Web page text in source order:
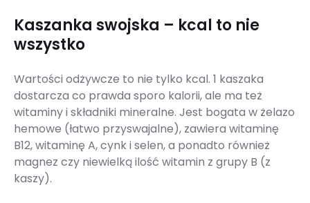
Kaszanka swojska – kcal to nie
wszystko
Wartości odżywcze to nie tylko kcal. 1 kaszaka
dostarcza co prawda sporo kalorii, ale ma też
witaminy i składniki mineralne. Jest bogata w żelazo
hemowe (łatwo przyswajalne), zawiera witaminę
B12, witaminę A, cynk i selen, a ponadto również
magnez czy niewielką ilość witamin z grupy B (z
kaszy).